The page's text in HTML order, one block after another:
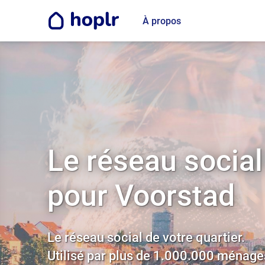
À propos
Le réseau social
pour Voorstad
Le réseau social de votre quartier.
Utilisé par plus de 1.000.000